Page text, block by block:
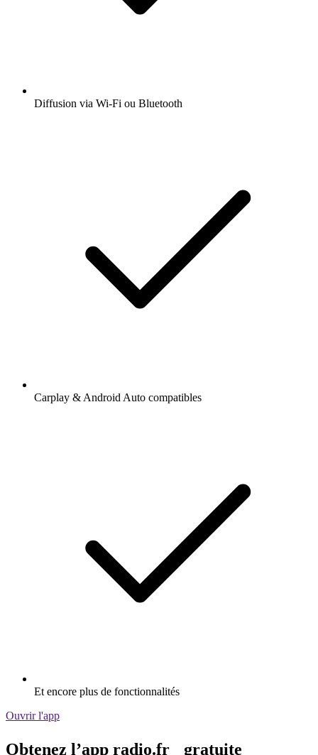
Diffusion via Wi-Fi ou Bluetooth
Carplay & Android Auto compatibles
Et encore plus de fonctionnalités
Ouvrir l'app
Obtenez l’app radio.fr gratuite